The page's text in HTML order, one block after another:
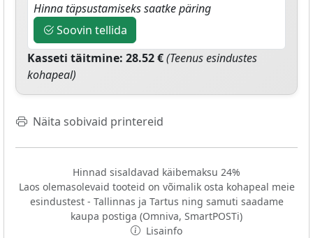
Hinna täpsustamiseks saatke päring
Soovin tellida
Kasseti täitmine: 28.52 €(Teenus esindustes
kohapeal)
Näita sobivaid printereid
Hinnad sisaldavad käibemaksu 24%
Laos olemasolevaid tooteid on võimalik osta kohapeal meie
esindustest - Tallinnas ja Tartus ning samuti saadame
kaupa postiga (Omniva, SmartPOSTi)
Lisainfo